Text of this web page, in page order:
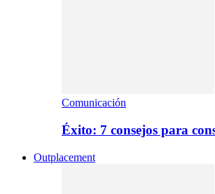
Comunicación
Éxito: 7 consejos para
Outplacement